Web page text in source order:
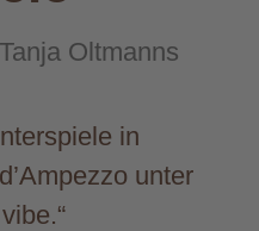
Tanja Oltmanns
in
unter